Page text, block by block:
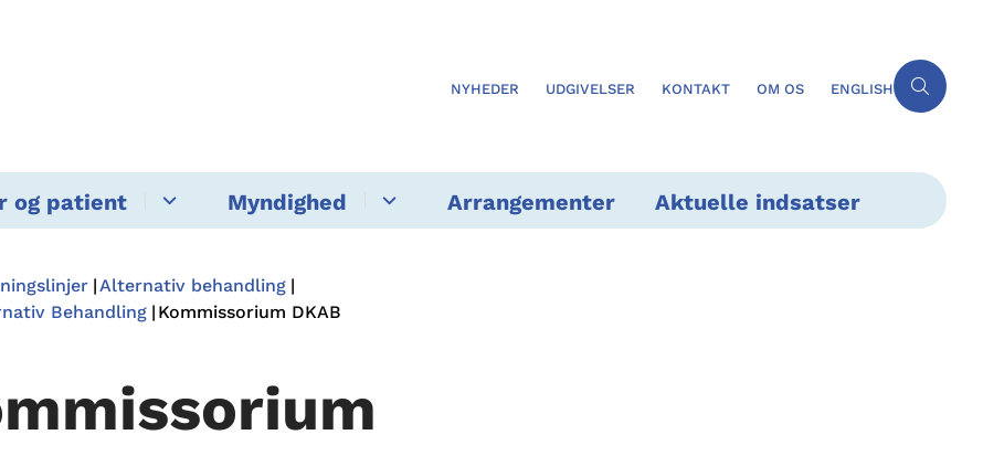
NYHEDER UDGIVELSER KONTAKT OM OS ENGLISH
og patient Myndighed Arrangementer Aktuelle indsatser
Alternativ behandling
Behandling Kommissorium DKAB